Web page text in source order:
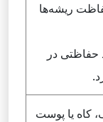
ریشه‌ها
حفاظتی در
کاه یا پوست